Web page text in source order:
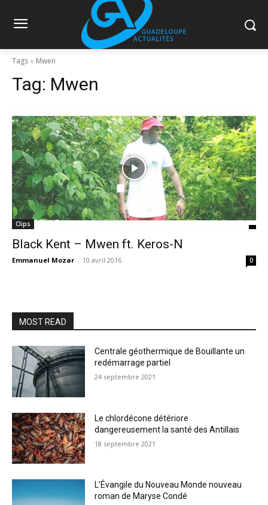
Tags Mwen
Tag: Mwen
Clips
Black Kent – Mwen ft. Keros-N
Emmanuel Mozar - 10 avril 2016 0
MOST READ
Centrale géothermique de Bouillante un
redémarrage partiel
24 septembre 2021
Le chlordécone détériore
dangereusement la santé des Antillais
18 septembre 2021
L’Évangile du Nouveau Monde nouveau
roman de Maryse Condé